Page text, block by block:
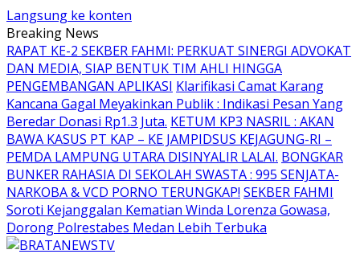
Langsung ke konten
Breaking News
RAPAT KE-2 SEKBER FAHMI: PERKUAT SINERGI ADVOKAT
DAN MEDIA, SIAP BENTUK TIM AHLI HINGGA
PENGEMBANGAN APLIKASI Klarifikasi Camat Karang
Kancana Gagal Meyakinkan Publik : Indikasi Pesan Yang
Beredar Donasi Rp1.3 Juta. KETUM KP3 NASRIL : AKAN
BAWA KASUS PT KAP – KE JAMPIDSUS KEJAGUNG-RI –
PEMDA LAMPUNG UTARA DISINYALIR LALAI. BONGKAR
BUNKER RAHASIA DI SEKOLAH SWASTA : 995 SENJATA-
NARKOBA & VCD PORNO TERUNGKAP! SEKBER FAHMI
Soroti Kejanggalan Kematian Winda Lorenza Gowasa,
Dorong Polrestabes Medan Lebih Terbuka